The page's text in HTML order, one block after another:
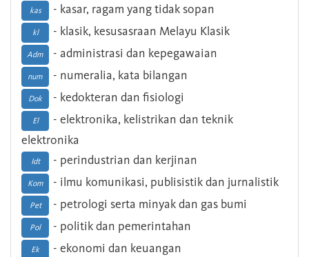
kas - kasar, ragam yang tidak sopan
kl - klasik, kesusasraan Melayu Klasik
Adm - administrasi dan kepegawaian
num - numeralia, kata bilangan
Dok - kedokteran dan fisiologi
El
- elektronika, kelistrikan dan teknik
elektronika
Idt - perindustrian dan kerjinan
Kom - ilmu komunikasi, publisistik dan jurnalistik
Pet - petrologi serta minyak dan gas bumi
Pol - politik dan pemerintahan
Ek - ekonomi dan keuangan